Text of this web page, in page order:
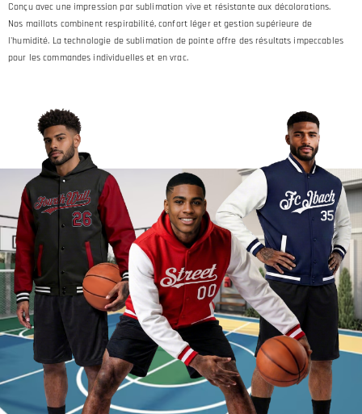
Conçu avec une impression par sublimation vive et résistante aux décolorations.
Nos maillots combinent respirabilité, confort léger et gestion supérieure de
l'humidité. La technologie de sublimation de pointe offre des résultats impeccables
pour les commandes individuelles et en vrac.